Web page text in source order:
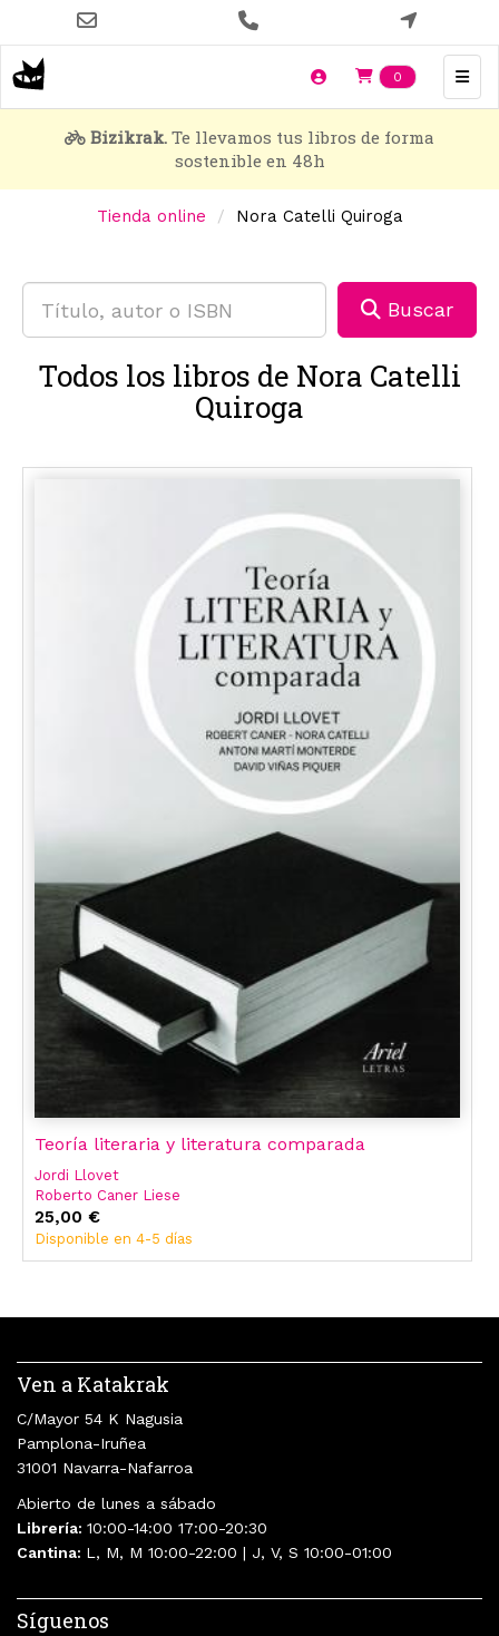
contenido
principal
0 Items en
Bizikrak. Te llevamos tus libros de forma
sostenible en 48h
Tienda online Nora Catelli Quiroga
Buscar
Todos los libros de Nora Catelli
Quiroga
Teoría literaria y literatura comparada
Jordi Llovet
Roberto Caner Liese
Nora Catelli Quiroga
Antoni Martí Monterde
25,00 €
Disponible en 4-5 días
Ven a Katakrak
C/Mayor 54 K Nagusia
Pamplona-Iruñea
31001 Navarra-Nafarroa
Abierto de lunes a sábado
Librería: 10:00-14:00 17:00-20:30
Cantina: L, M, M 10:00-22:00 | J, V, S 10:00-01:00
Síguenos